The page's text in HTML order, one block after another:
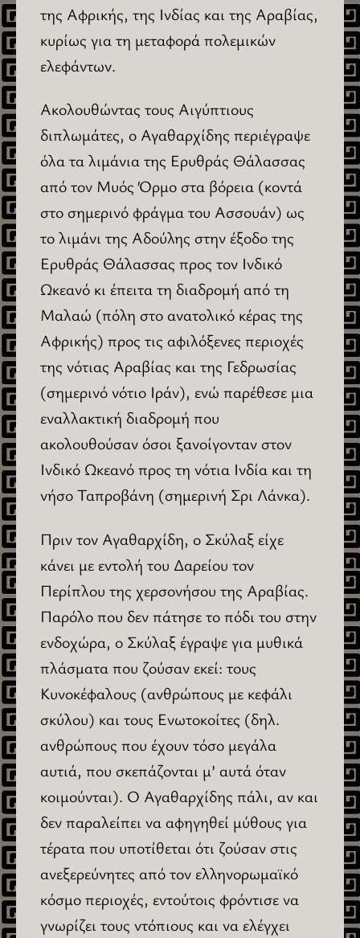
της Αφρικής, της Ινδίας και της Αραβίας,
κυρίως για τη μεταφορά πολεμικών
ελεφάντων.
Ακολουθώντας τους Αιγύπτιους
διπλωμάτες, ο Αγαθαρχίδης περιέγραψε
όλα τα λιμάνια της Ερυθράς Θάλασσας
από τον Μυός Όρμο στα βόρεια (κοντά
στο σημερινό φράγμα του Ασσουάν) ως
το λιμάνι της Αδούλης στην έξοδο της
Ερυθράς Θάλασσας προς τον Ινδικό
Ωκεανό κι έπειτα τη διαδρομή από τη
Μαλαώ (πόλη στο ανατολικό κέρας της
Αφρικής) προς τις αφιλόξενες περιοχές
της νότιας Αραβίας και της Γεδρωσίας
(σημερινό νότιο Ιράν), ενώ παρέθεσε μια
εναλλακτική διαδρομή που
ακολουθούσαν όσοι ξανοίγονταν στον
Ινδικό Ωκεανό προς τη νότια Ινδία και τη
νήσο Ταπροβάνη (σημερινή Σρι Λάνκα).
Πριν τον Αγαθαρχίδη, ο Σκύλαξ είχε
κάνει με εντολή του Δαρείου τον
Περίπλου της χερσονήσου της Αραβίας.
Παρόλο που δεν πάτησε το πόδι του στην
ενδοχώρα, ο Σκύλαξ έγραψε για μυθικά
πλάσματα που ζούσαν εκεί: τους
Κυνοκέφαλους (ανθρώπους με κεφάλι
σκύλου) και τους Ενωτοκοίτες (δηλ.
ανθρώπους που έχουν τόσο μεγάλα
αυτιά, που σκεπάζονται μ’ αυτά όταν
κοιμούνται). Ο Αγαθαρχίδης πάλι, αν και
δεν παραλείπει να αφηγηθεί μύθους για
τέρατα που υποτίθεται ότι ζούσαν στις
ανεξερεύνητες από τον ελληνορωμαϊκό
κόσμο περιοχές, εντούτοις φρόντισε να
γνωρίζει τους ντόπιους και να ελέγχει